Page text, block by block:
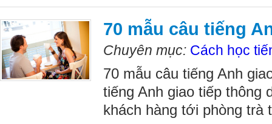
70 mẫu câu tiếng
Chuyên mục: Cách học
70 mẫu câu tiếng Anh
tiếng Anh giao tiếp thông
khách hàng tới phòng trà